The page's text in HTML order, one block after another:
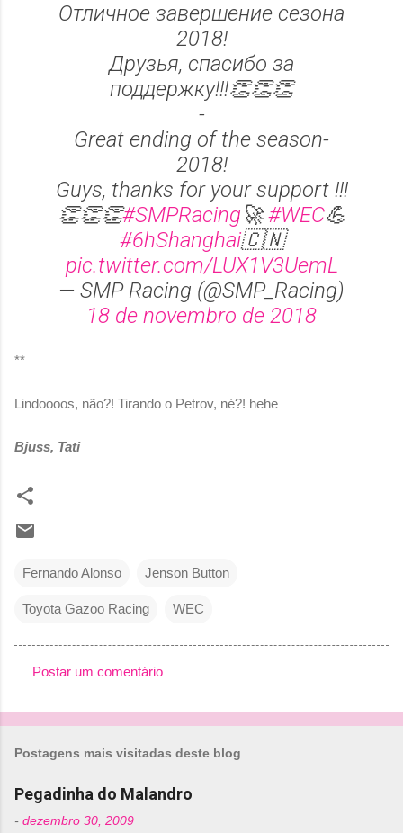
Отличное завершение сезона
2018!
Друзья, спасибо за
поддержку!!!👏👏👏
-
Great ending of the season-
2018!
Guys, thanks for your support !!!
👏👏👏#SMPRacing 🚀#WEC💪
#6hShanghai🇨🇳
pic.twitter.com/LUX1V3UemL
— SMP Racing (@SMP_Racing)
18 de novembro de 2018
**
Lindoooos, não?! Tirando o Petrov, né?! hehe
Bjuss, Tati
Fernando Alonso Jenson Button
Toyota Gazoo Racing WEC
o
n
t
Postar um comentário
Postagens mais visitadas deste blog
Pegadinha do Malandro
- dezembro 30, 2009